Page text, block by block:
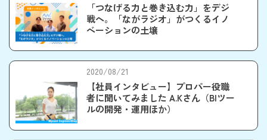
「つなげる力と巻き込む力」をデジ
戦へ。「ながラジオ」がつくるイノ
ベーションの土壌
2020/08/21
【社員インタビュー】プロパー役職
者に聞いてみました A.Kさん（BIツー
ルの開発・運用ほか）